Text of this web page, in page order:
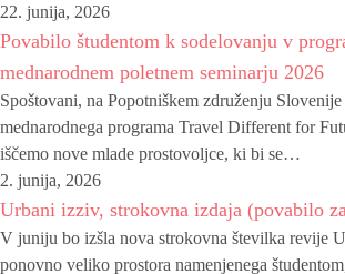
22. junija, 2026
Povabilo študentom k sodelovanju v
mednarodnem poletnem seminarju 2026
Spoštovani, na Popotniškem združenju
mednarodnega programa Travel Different for
iščemo nove mlade prostovoljce, ki bi se…
2. junija, 2026
Urbani izziv, strokovna izdaja (povabilo
V juniju bo izšla nova strokovna številka revije
ponovno veliko prostora namenjenega